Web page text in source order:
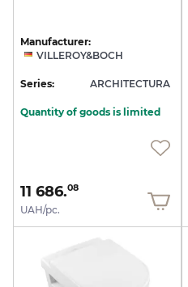
Manufacturer:
VILLEROY&BOCH
Series: ARCHITECTURA
Quantity of goods is limited
11 686.08
UAH/pc.